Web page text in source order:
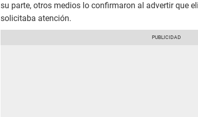
su parte, otros medios lo confirmaron al advertir que
solicitaba atención.